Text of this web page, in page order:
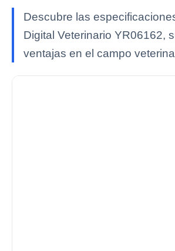
Descubre las
Digital Veterinario YR06162,
ventajas en el campo